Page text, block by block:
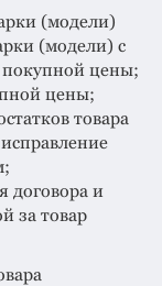
(модели)
(модели) с
покупной цены;
цены;
товара
договора и
за товар